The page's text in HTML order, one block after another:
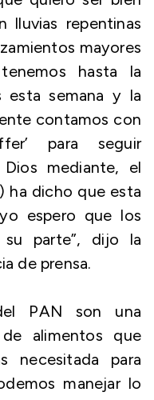
repentinas
mayores
hasta la
esta semana y la
contamos con
para seguir
mediante, el
ha dicho que esta
espero que los
su parte”, dijo la
de prensa.
PAN son una
alimentos que
necesitada para
manejar lo